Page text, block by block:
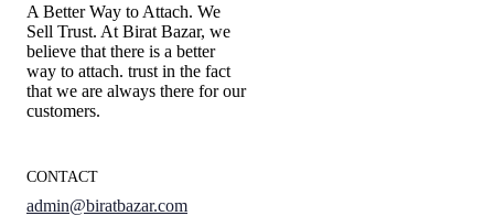
A Better Way to Attach. We
Sell Trust. At Birat Bazar, we
believe that there is a better
way to attach. trust in the fact
that we are always there for our
customers.
CONTACT
admin@biratbazar.com